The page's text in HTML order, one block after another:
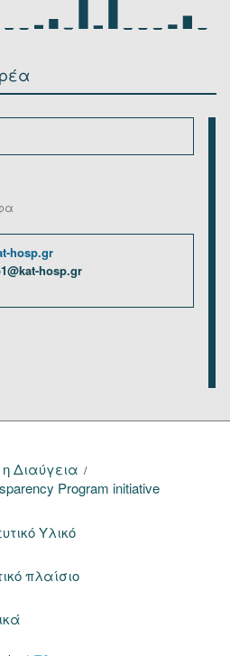
hosp.gr
hosp.gr
η Διαύγεια /
Program initiative
Υλικό
πλαίσιο